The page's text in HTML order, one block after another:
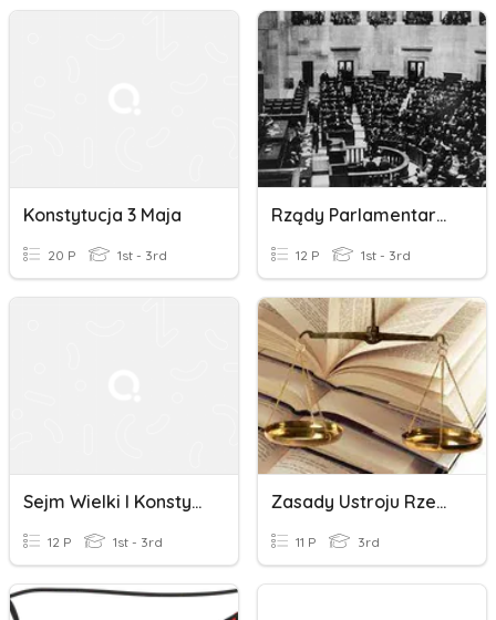
Konstytucja 3 Maja
20 P 1st - 3rd
Rządy Parlamentarne
12 P 1st - 3rd
Sejm Wielki I Konstytucja 3 Maja
12 P 1st - 3rd
Zasady Ustroju Rzeczypospolitej Polskiej
11 P 3rd